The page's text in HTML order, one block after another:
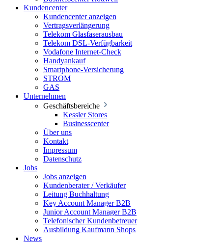
Kundencenter
Kundencenter anzeigen
Vertragsverlängerung
Telekom Glasfaserausbau
Telekom DSL-Verfügbarkeit
Vodafone Internet-Check
Handyankauf
Smartphone-Versicherung
STROM
GAS
Unternehmen
Geschäftsbereiche
Kessler Stores
Businesscenter
Über uns
Kontakt
Impressum
Datenschutz
Jobs
Jobs anzeigen
Kundenberater / Verkäufer
Leitung Buchhaltung
Key Account Manager B2B
Junior Account Manager B2B
Telefonischer Kundenbetreuer
Ausbildung Kaufmann Shops
News